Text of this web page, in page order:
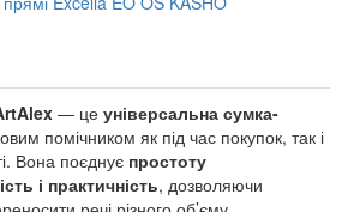
— це універсальна сумка-
помічником як під час покупок, так і
Вона поєднує простоту
і практичність, дозволяючи